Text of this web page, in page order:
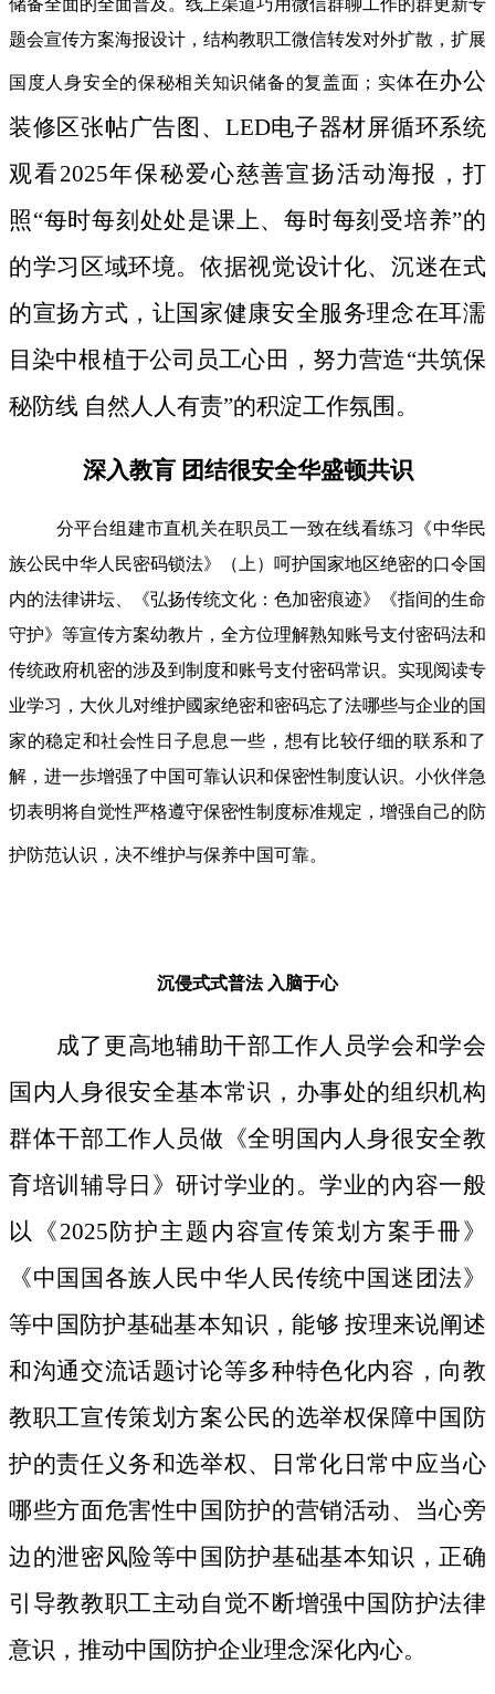
储备全面的全面普及。线上渠道巧用微信群聊工作的群更新专
题会宣传方案海报设计，结构教职工微信转发对外扩散，扩展
国度人身安全的保秘相关知识储备的复盖面；实体在办公
装修区张帖广告图、LED电子器材屏循环系统
观看2025年保秘爱心慈善宣扬活动海报，打
照“每时每刻处处是课上、每时每刻受培养”的
的学习区域环境。依据视觉设计化、沉迷在式
的宣扬方式，让国家健康安全服务理念在耳濡
目染中根植于公司员工心田，努力营造“共筑保
秘防线 自然人人有责”的积淀工作氛围。
深入教肓 团结很安全华盛顿共识
分平台组建市直机关在职员工一致在线看练习《中华民
族公民中华人民密码锁法》（上）呵护国家地区绝密的口令国
内的法律讲坛、《弘扬传统文化：色加密痕迹》《指间的生命
守护》等宣传方案幼教片，全方位理解熟知账号支付密码法和
传统政府机密的涉及到制度和账号支付密码常识。实现阅读专
业学习，大伙儿对维护國家绝密和密码忘了法哪些与企业的国
家的稳定和社会性日子息息一些，想有比较仔细的联系和了
解，进一歩增强了中国可靠认识和保密性制度认识。小伙伴急
切表明将自觉性严格遵守保密性制度标准规定，增强自己的防
护防范认识，决不维护与保养中国可靠。
沉侵式式普法 入脑于心
成了更高地辅助干部工作人员学会和学会
国内人身很安全基本常识，办事处的组织机构
群体干部工作人员做《全明国内人身很安全教
育培训辅导日》研讨学业的。学业的內容一般
以《2025防护主题内容宣传策划方案手冊》
《中国国各族人民中华人民传统中国迷团法》
等中国防护基础基本知识，能够 按理来说阐述
和沟通交流话题讨论等多种特色化内容，向教
教职工宣传策划方案公民的选举权保障中国防
护的责任义务和选举权、日常化日常中应当心
哪些方面危害性中国防护的营销活动、当心旁
边的泄密风险等中国防护基础基本知识，正确
引导教教职工主动自觉不断增强中国防护法律
意识，推动中国防护企业理念深化內心。